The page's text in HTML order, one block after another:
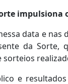
impulsiona
data e nas
da
e